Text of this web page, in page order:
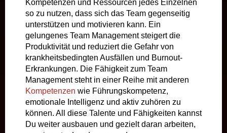
Kompetenzen und Ressourcen jedes Einzelnen
so zu nutzen, dass sich das Team gegenseitig
unterstützen und motivieren kann. Ein
gelungenes Team Management steigert die
Produktivität und reduziert die Gefahr von
krankheitsbedingten Ausfällen und Burnout-
Erkrankungen. Die Fähigkeit zum Team
Management steht in einer Reihe mit anderen
Kompetenzen wie Führungskompetenz,
emotionale Intelligenz und aktiv zuhören zu
können. All diese Talente und Fähigkeiten kannst
Du weiter ausbauen und gezielt daran arbeiten,